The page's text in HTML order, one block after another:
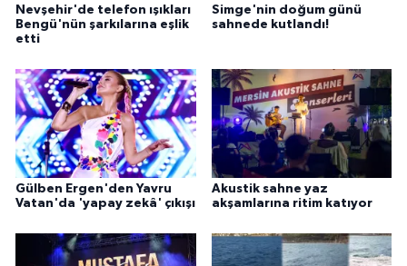
Nevşehir'de telefon ışıkları
Bengü'nün şarkılarına eşlik
etti
Simge'nin doğum günü
sahnede kutlandı!
Gülben Ergen'den Yavru
Vatan'da 'yapay zekâ' çıkışı
Akustik sahne yaz
akşamlarına ritim katıyor